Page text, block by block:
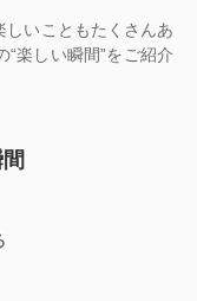
いこともたくさんあ
楽しい瞬間”をご紹介